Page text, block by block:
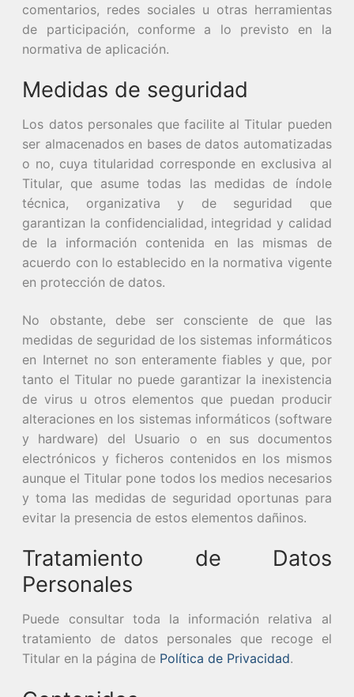
comentarios, redes sociales u otras herramientas
de participación, conforme a lo previsto en la
normativa de aplicación.
Medidas de seguridad
Los datos personales que facilite al Titular pueden
ser almacenados en bases de datos automatizadas
o no, cuya titularidad corresponde en exclusiva al
Titular, que asume todas las medidas de índole
técnica, organizativa y de seguridad que
garantizan la confidencialidad, integridad y calidad
de la información contenida en las mismas de
acuerdo con lo establecido en la normativa vigente
en protección de datos.
No obstante, debe ser consciente de que las
medidas de seguridad de los sistemas informáticos
en Internet no son enteramente fiables y que, por
tanto el Titular no puede garantizar la inexistencia
de virus u otros elementos que puedan producir
alteraciones en los sistemas informáticos (software
y hardware) del Usuario o en sus documentos
electrónicos y ficheros contenidos en los mismos
aunque el Titular pone todos los medios necesarios
y toma las medidas de seguridad oportunas para
evitar la presencia de estos elementos dañinos.
Tratamiento de Datos
Personales
Puede consultar toda la información relativa al
tratamiento de datos personales que recoge el
Titular en la página de Política de Privacidad.